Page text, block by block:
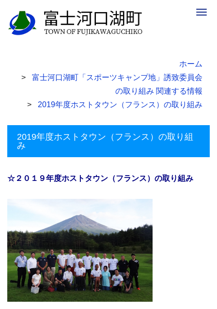
ホーム
富士河口湖町「スポーツキャンプ地」誘致委員会
の取り組み 関連する情報
2019年度ホストタウン（フランス）の取り組み
2019年度ホストタウン（フランス）の取り組
み
☆２０１９年度ホストタウン（フランス）の取り組み